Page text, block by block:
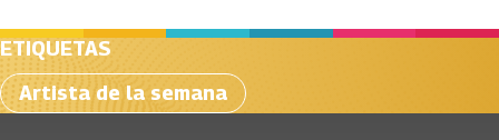
ETIQUETAS
Artista de la semana